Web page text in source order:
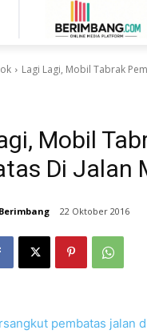
Lagi Lagi, Mobil Tabrak
Mobil
Di Jalan
22 Oktober 2016